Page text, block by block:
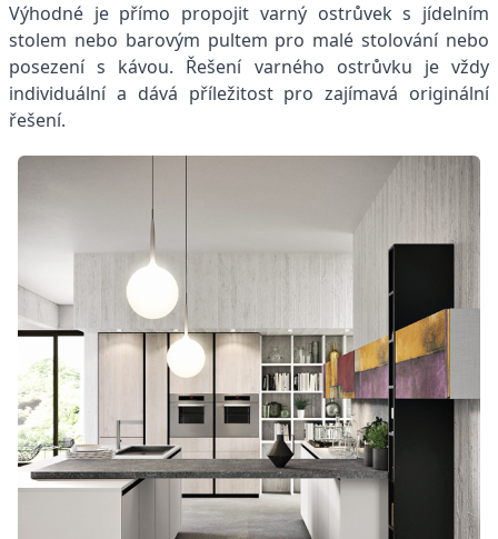
Výhodné je přímo propojit varný ostrůvek s jídelním
stolem nebo barovým pultem pro malé stolování nebo
posezení s kávou. Řešení varného ostrůvku je vždy
individuální a dává příležitost pro zajímavá originální
řešení.